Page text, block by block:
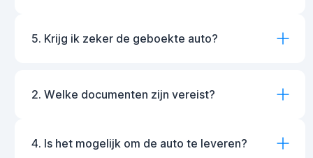
5. Krijg ik zeker de geboekte auto?
2. Welke documenten zijn vereist?
4. Is het mogelijk om de auto te leveren?